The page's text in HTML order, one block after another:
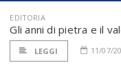
EDITORIA
Gli anni di pietra e il
LEGGI 11/07/